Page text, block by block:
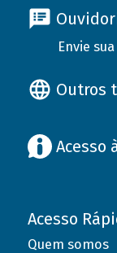
Envie
Outros
Acesso
Acesso
Quem somos